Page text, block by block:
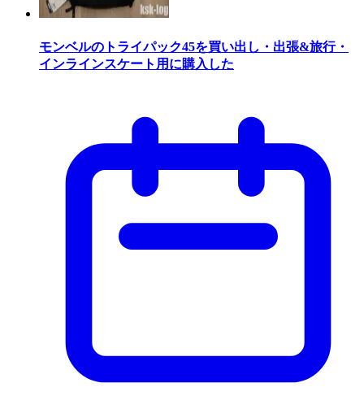
モンベルのトライパック45を買い出し・出張&旅行・
インラインスケート用に購入した